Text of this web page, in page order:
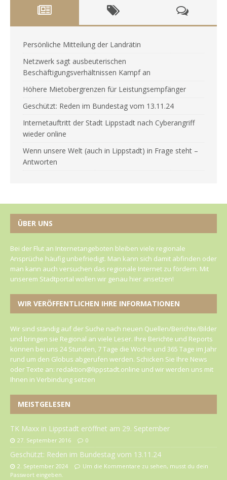
Persönliche Mitteilung der Landrätin
Netzwerk sagt ausbeuterischen
Beschäftigungsverhältnissen Kampf an
Höhere Mietobergrenzen für Leistungsempfänger
Geschützt: Reden im Bundestag vom 13.11.24
Internetauftritt der Stadt Lippstadt nach Cyberangriff
wieder online
Wenn unsere Welt (auch in Lippstadt) in Frage steht –
Antworten
ÜBER UNS
Bei der Flut an Internetangeboten bleiben viele regionale
Ansprüche häufig unbefriedigt. Man kann sich damit abfinden oder
man kann auch versuchen das regionale Internet zu fördern. Mit
unserem Stadtportal wollen wir genau hier ansetzen!
WIR VERÖFFENTLICHEN IHRE INFORMATIONEN
Wir sind ständig auf der Suche nach neuen Quellen/Berichte/Bilder
und bringen sie Regional an viele Leser. Ihre Berichte und Reports
können bei uns 24 Stunden, 7 Tage die Woche und 365 Tage im Jahr
rund um den Globus abgerufen werden. Schicken Sie Ihre News
oder Texte an: redaktion@lippstadt.online und wir werden uns mit
Ihnen in Verbindung setzen
MEISTGELESEN
TK Maxx in Lippstadt eröffnet am 29. September
27. September 2016 0
Geschützt: Reden im Bundestag vom 13.11.24
2. September 2024
Um die Kommentare zu sehen, musst du dein
Passwort eingeben.